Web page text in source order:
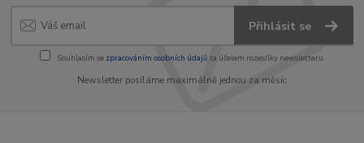
Přihlásit se
Souhlasím se zpracováním osobních údajůza účelem rozesílky newsletteru.
Newsletter posíláme maximálně jednou za měsíc